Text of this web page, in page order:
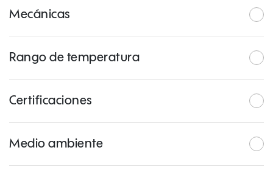
Mecánicas
Rango de temperatura
Certificaciones
Medio ambiente